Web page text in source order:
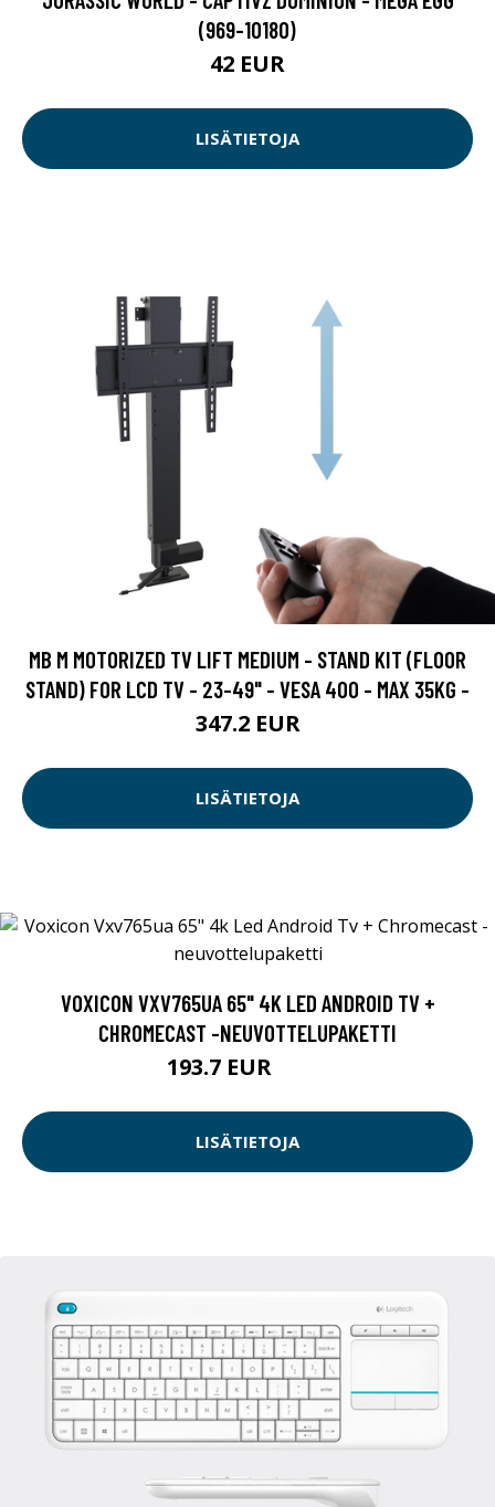
(969-10180)
42 EUR
LISÄTIETOJA
MB M MOTORIZED TV LIFT MEDIUM - STAND KIT (FLOOR
STAND) FOR LCD TV - 23-49" - VESA 400 - MAX 35KG -
347.2 EUR
LISÄTIETOJA
VOXICON VXV765UA 65" 4K LED ANDROID TV +
CHROMECAST -NEUVOTTELUPAKETTI
193.7 EUR
LISÄTIETOJA